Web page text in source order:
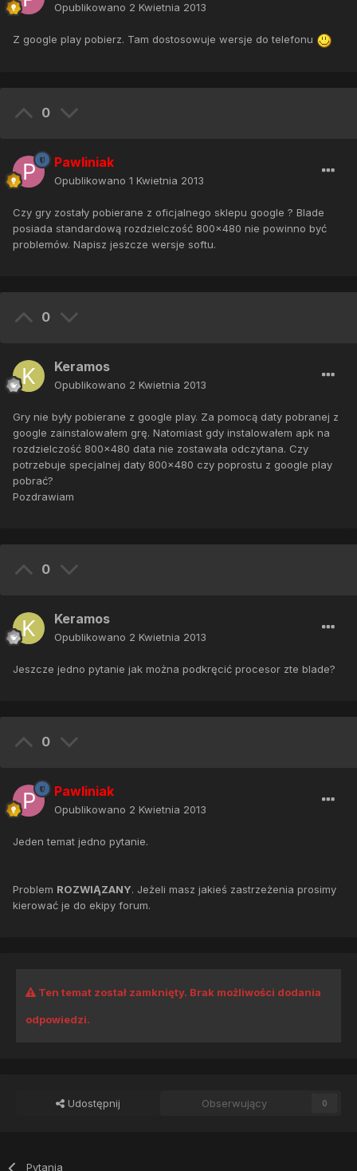
Opublikowano 2 Kwietnia 2013
Z google play pobierz. Tam dostosowuje wersje do telefonu
0
Pawliniak
Opublikowano 1 Kwietnia 2013
Czy gry zostały pobierane z oficjalnego sklepu google ? Blade
posiada standardową rozdzielczość 800x480 nie powinno być
problemów. Napisz jeszcze wersje softu.
0
Keramos
Opublikowano 2 Kwietnia 2013
Gry nie były pobierane z google play. Za pomocą daty pobranej z
google zainstalowałem grę. Natomiast gdy instalowałem apk na
rozdzielczość 800x480 data nie zostawała odczytana. Czy
potrzebuje specjalnej daty 800x480 czy poprostu z google play
pobrać?
Pozdrawiam
0
Keramos
Opublikowano 2 Kwietnia 2013
Jeszcze jedno pytanie jak można podkręcić procesor zte blade?
0
Pawliniak
Opublikowano 2 Kwietnia 2013
Jeden temat jedno pytanie.
Problem ROZWIĄZANY. Jeżeli masz jakieś zastrzeżenia prosimy
kierować je do ekipy forum.
Ten temat został zamknięty. Brak możliwości dodania
odpowiedzi.
Udostępnij Obserwujący 0
Pytania